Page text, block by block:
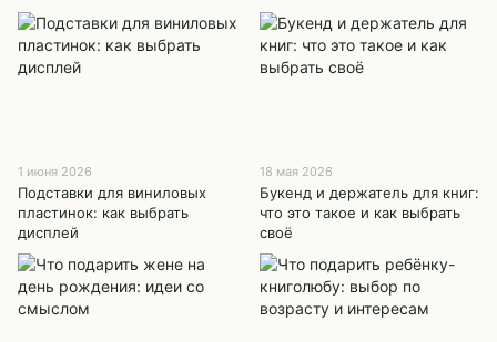
1 июня 2026
Подставки для виниловых
пластинок: как выбрать
дисплей
18 мая 2026
Букенд и держатель для книг:
что это такое и как выбрать
своё